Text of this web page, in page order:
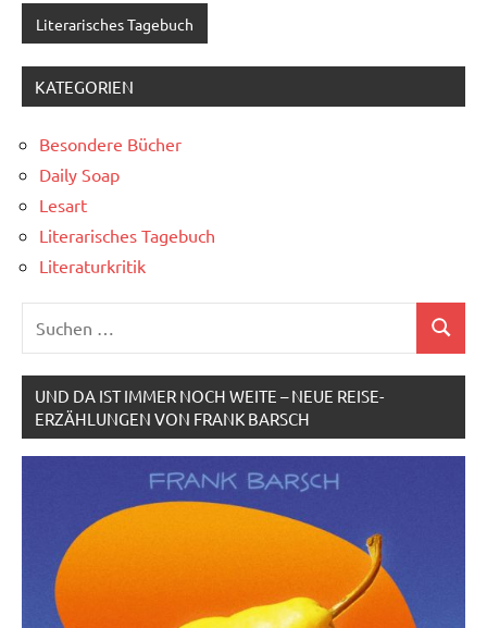
Literarisches Tagebuch
KATEGORIEN
Besondere Bücher
Daily Soap
Lesart
Literarisches Tagebuch
Literaturkritik
Suchen
UND DA IST IMMER NOCH WEITE – NEUE REISE-
ERZÄHLUNGEN VON FRANK BARSCH